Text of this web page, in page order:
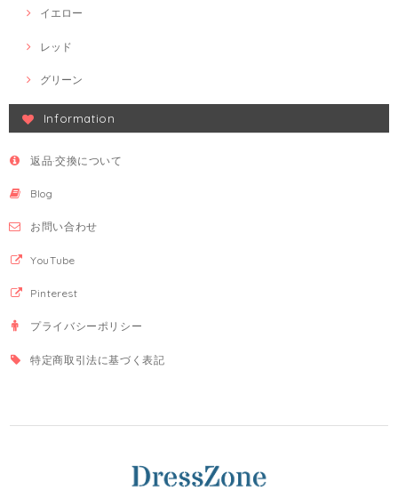
イエロー
レッド
グリーン
Information
返品·交換について
Blog
お問い合わせ
YouTube
Pinterest
プライバシーポリシー
特定商取引法に基づく表記